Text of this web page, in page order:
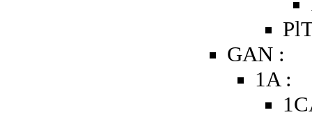
GAN :
1A :